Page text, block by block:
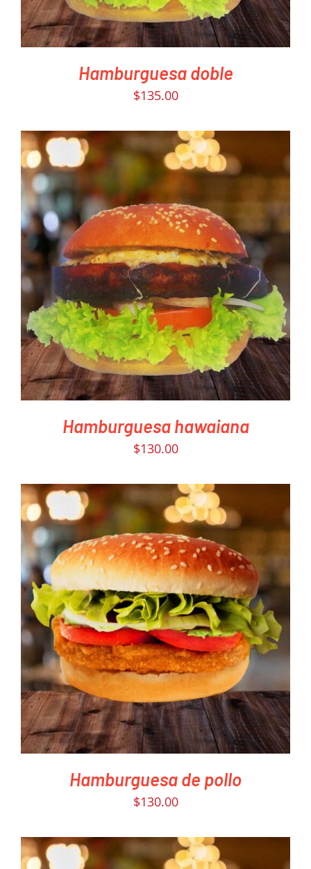
Hamburguesa doble
$135.00
PEDIR AHORA
/
DETAILS
Hamburguesa hawaiana
$130.00
PEDIR AHORA
/
DETAILS
Hamburguesa de pollo
$130.00